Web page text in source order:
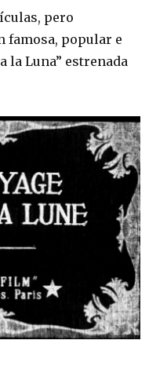
pero
famosa, popular e
la Luna” estrenada